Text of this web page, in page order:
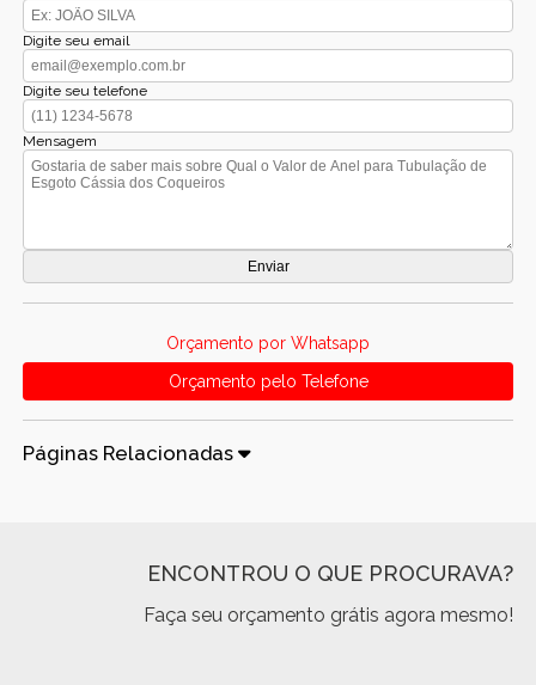
Digite seu email
Digite seu telefone
Mensagem
Orçamento por Whatsapp
Orçamento pelo Telefone
Páginas Relacionadas
ENCONTROU O QUE PROCURAVA?
Faça seu orçamento grátis agora mesmo!